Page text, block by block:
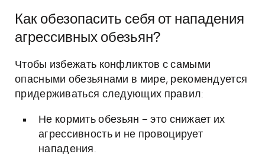
Как обезопасить себя от нападения
агрессивных обезьян?
Чтобы избежать конфликтов с самыми
опасными обезьянами в мире, рекомендуется
придерживаться следующих правил:
Не кормить обезьян – это снижает их
агрессивность и не провоцирует
нападения.